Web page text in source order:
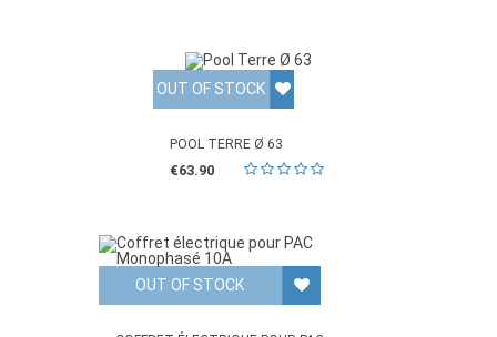
OUT OF STOCK
POOL TERRE Ø 63
€63.90
OUT OF STOCK